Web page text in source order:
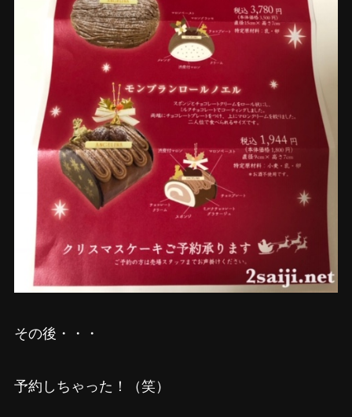
その後・・・
予約しちゃった！（笑）